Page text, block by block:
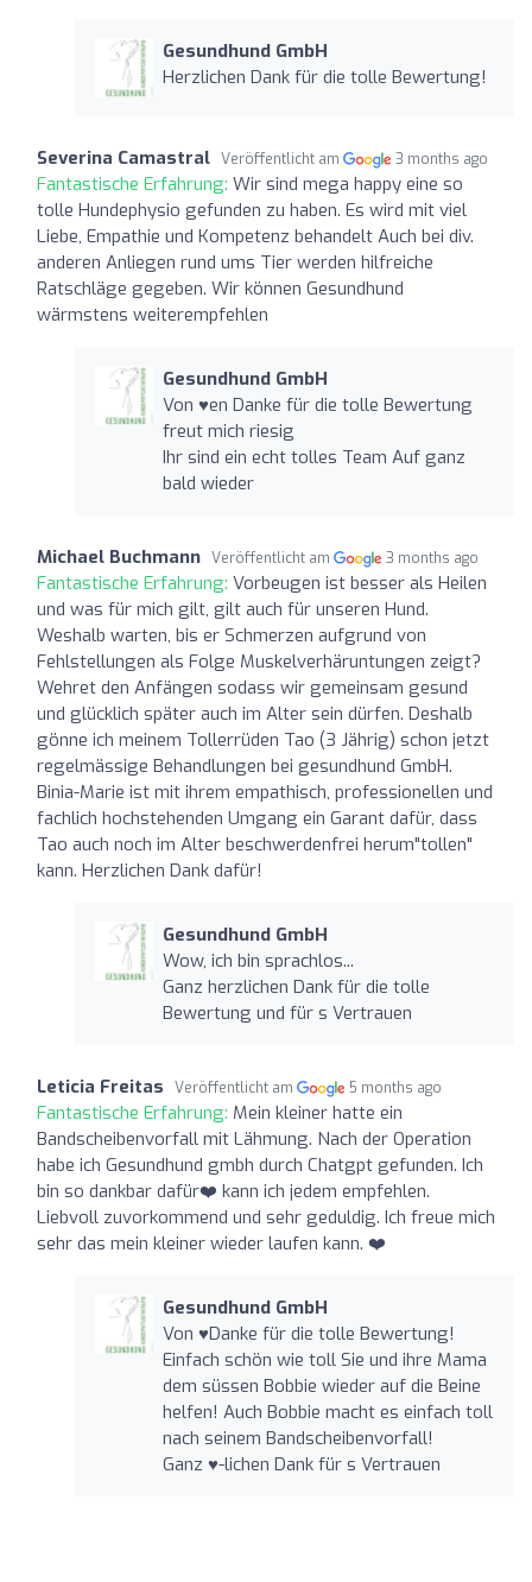
Gesundhund GmbH
Herzlichen Dank für die tolle Bewertung!
Severina Camastral Veröffentlicht am 3 months ago
Fantastische Erfahrung: Wir sind mega happy eine so
tolle Hundephysio gefunden zu haben. Es wird mit viel
Liebe, Empathie und Kompetenz behandelt Auch bei div.
anderen Anliegen rund ums Tier werden hilfreiche
Ratschläge gegeben. Wir können Gesundhund
wärmstens weiterempfehlen
Gesundhund GmbH
Von ♥️en Danke für die tolle Bewertung
freut mich riesig
Ihr sind ein echt tolles Team Auf ganz
bald wieder
Michael Buchmann Veröffentlicht am 3 months ago
Fantastische Erfahrung: Vorbeugen ist besser als Heilen
und was für mich gilt, gilt auch für unseren Hund.
Weshalb warten, bis er Schmerzen aufgrund von
Fehlstellungen als Folge Muskelverhäruntungen zeigt?
Wehret den Anfängen sodass wir gemeinsam gesund
und glücklich später auch im Alter sein dürfen. Deshalb
gönne ich meinem Tollerrüden Tao (3 Jährig) schon jetzt
regelmässige Behandlungen bei gesundhund GmbH.
Binia-Marie ist mit ihrem empathisch, professionellen und
fachlich hochstehenden Umgang ein Garant dafür, dass
Tao auch noch im Alter beschwerdenfrei herum"tollen"
kann. Herzlichen Dank dafür!
Gesundhund GmbH
Wow, ich bin sprachlos...
Ganz herzlichen Dank für die tolle
Bewertung und für s Vertrauen
Leticia Freitas Veröffentlicht am 5 months ago
Fantastische Erfahrung: Mein kleiner hatte ein
Bandscheibenvorfall mit Lähmung. Nach der Operation
habe ich Gesundhund gmbh durch Chatgpt gefunden. Ich
bin so dankbar dafür❤️ kann ich jedem empfehlen.
Liebvoll zuvorkommend und sehr geduldig. Ich freue mich
sehr das mein kleiner wieder laufen kann. ❤️
Gesundhund GmbH
Von ♥️Danke für die tolle Bewertung!
Einfach schön wie toll Sie und ihre Mama
dem süssen Bobbie wieder auf die Beine
helfen! Auch Bobbie macht es einfach toll
nach seinem Bandscheibenvorfall!
Ganz ♥️-lichen Dank für s Vertrauen